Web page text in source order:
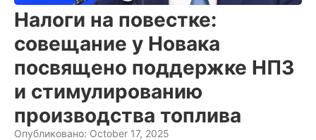
Налоги на повестке:
совещание у Новака
посвящено поддержке НПЗ
и стимулированию
производства топлива
Опубликовано: October 17, 2025